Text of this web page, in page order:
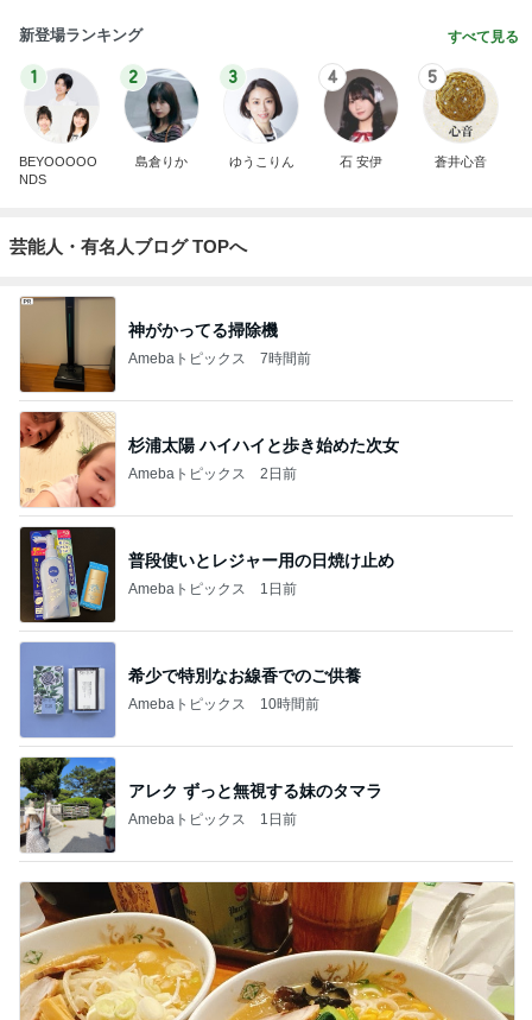
新登場ランキング すべて見る
1
BEYOOOOO
NDS
2
島倉りか
3
ゆうこりん
4
石 安伊
5
蒼井心音
芸能人・有名人ブログ TOPへ
神がかってる掃除機
Amebaトピックス 7時間前
杉浦太陽 ハイハイと歩き始めた次女
Amebaトピックス 2日前
普段使いとレジャー用の日焼け止め
Amebaトピックス 1日前
希少で特別なお線香でのご供養
Amebaトピックス 10時間前
アレク ずっと無視する妹のタマラ
Amebaトピックス 1日前